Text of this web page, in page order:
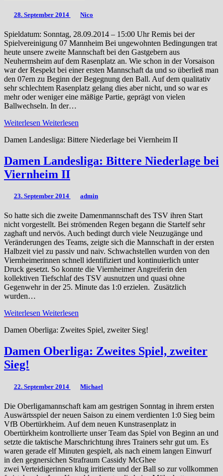
28. September 2014 Nico
Spieldatum: Sonntag, 28.09.2014 – 15:00 Uhr Remis bei der
Spielvereinigung 07 Mannheim Bei ungewohnten Bedingungen trat
heute unsere zweite Mannschaft bei den Gastgebern aus
Neuhermsheim auf dem Rasenplatz an. Wie schon in der Vorsaison
war der Respekt bei einer ersten Mannschaft da und so überließ man
den 07ern zu Beginn der Begegnung den Ball. Auf dem qualitativ
sehr schlechtem Rasenplatz gelang dies aber nicht, und so war es
mehr oder weniger eine mäßige Partie, geprägt von vielen
Ballwechseln. In der…
Weiterlesen Weiterlesen
Damen Landesliga: Bittere Niederlage bei Viernheim II
Damen Landesliga: Bittere Niederlage bei
Viernheim II
23. September 2014 admin
So hatte sich die zweite Damenmannschaft des TSV ihren Start
nicht vorgestellt. Bei strömenden Regen begann die Startelf sehr
zaghaft und nervös. Auch bedingt durch viele Neuzugänge und
Veränderungen des Teams, zeigte sich die Mannschaft in der ersten
Halbzeit viel zu passiv und naiv. Schwachstellen wurden von den
Viernheimerinnen schnell identifiziert und kontinuierlich unter
Druck gesetzt. So konnte die Viernheimer Angreiferin den
kollektiven Tiefschlaf des TSV ausnutzen und quasi ohne
Gegenwehr in der 25. Minute das 1:0 erzielen. Zusätzlich
wurden…
Weiterlesen Weiterlesen
Damen Oberliga: Zweites Spiel, zweiter Sieg!
Damen Oberliga: Zweites Spiel, zweiter
Sieg!
22. September 2014 Michael
Die Oberligamannschaft kam am gestrigen Sonntag in ihrem ersten
Auswärtsspiel der neuen Saison zu einem verdienten 1:0 Sieg beim
VfB Obertürkheim. Auf dem neuen Kunstrasenplatz in
Obertürkheim kontrollierte unser Team das Spiel von Beginn an und
setzte die taktische Marschrichtung ihres Trainers sehr gut um. Es
waren gerade elf Minuten gespielt, als nach einem langen Einwurf
in den gegnersichen Strafraum Cassidy McGhee
zwei Verteidigerinnen klug irritierte und der Ball so zur vollkommen